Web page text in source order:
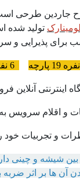
جاردین طرحی است
لومینارک تولید شده
برای پذیرایی و
نفره 19 پارچه
اینترنتی آنلاین
و اقلام سرویس
و تجربیات
بین شیشه و چینی
آن ها بر اثر